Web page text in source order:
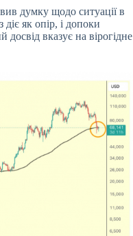
думку щодо ситуації в
як опір, і допоки
досвід вказує на вірогідне